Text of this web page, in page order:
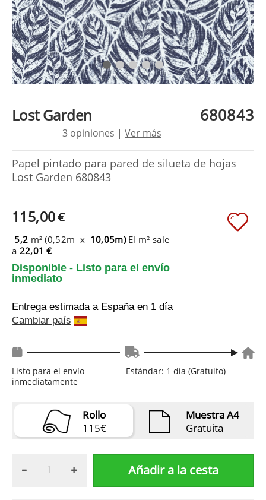
Lost Garden 680843
3 opiniones | Ver más
Papel pintado para pared de silueta de hojas
Lost Garden 680843
115,00€
5,2 m² (0,52m x 10,05m) El m² sale
a 22,01 €
Disponible - Listo para el envío
inmediato
Entrega estimada a España en 1 día
Cambiar país
Listo para el envío
inmediatamente
Estándar: 1 día (Gratuito)
Rollo
115€
Muestra A4
Gratuita
Añadir a la cesta